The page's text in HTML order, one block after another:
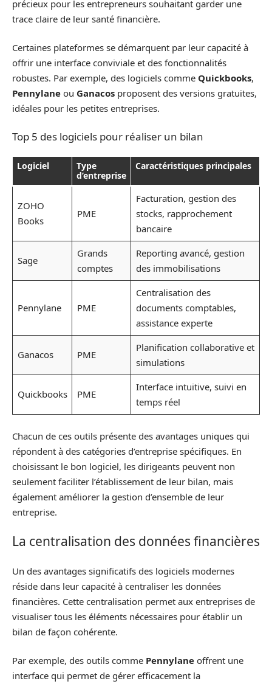
précieux pour les entrepreneurs souhaitant garder une
trace claire de leur santé financière.
Certaines plateformes se démarquent par leur capacité à
offrir une interface conviviale et des fonctionnalités
robustes. Par exemple, des logiciels comme Quickbooks,
Pennylane ou Ganacos proposent des versions gratuites,
idéales pour les petites entreprises.
Top 5 des logiciels pour réaliser un bilan
Logiciel
Type
d’entreprise
Caractéristiques principales
ZOHO
Books
PME
Facturation, gestion des
stocks, rapprochement
bancaire
Sage
Grands
comptes
Reporting avancé, gestion
des immobilisations
Pennylane PME
Centralisation des
documents comptables,
assistance experte
Ganacos PME
Planification collaborative et
simulations
Quickbooks PME
Interface intuitive, suivi en
temps réel
Chacun de ces outils présente des avantages uniques qui
répondent à des catégories d’entreprise spécifiques. En
choisissant le bon logiciel, les dirigeants peuvent non
seulement faciliter l’établissement de leur bilan, mais
également améliorer la gestion d’ensemble de leur
entreprise.
La centralisation des données financières
Un des avantages significatifs des logiciels modernes
réside dans leur capacité à centraliser les données
financières. Cette centralisation permet aux entreprises de
visualiser tous les éléments nécessaires pour établir un
bilan de façon cohérente.
Par exemple, des outils comme Pennylane offrent une
interface qui permet de gérer efficacement la